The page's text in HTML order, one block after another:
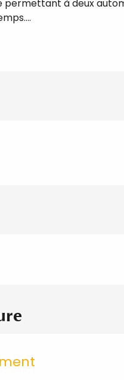
permettant à deux